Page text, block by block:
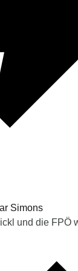
Simons
und die FPÖ